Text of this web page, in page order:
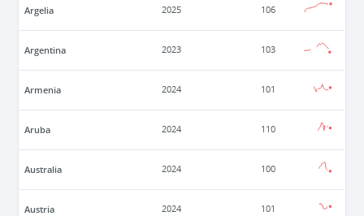
Argelia 2025 106
Argentina 2023 103
Armenia 2024 101
Aruba 2024 110
Australia 2024 100
Austria 2024 101